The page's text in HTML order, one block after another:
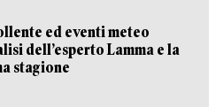
ed eventi meteo
dell’esperto Lamma e la
stagione